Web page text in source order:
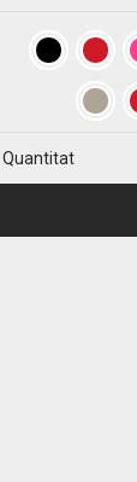
Quantitat